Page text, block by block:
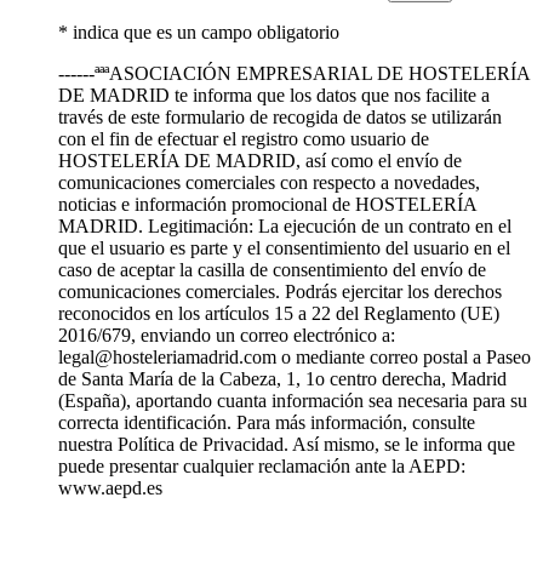
* indica que es un campo obligatorio
------ªªªASOCIACIÓN EMPRESARIAL DE HOSTELERÍA
DE MADRID te informa que los datos que nos facilite a
través de este formulario de recogida de datos se utilizarán
con el fin de efectuar el registro como usuario de
HOSTELERÍA DE MADRID, así como el envío de
comunicaciones comerciales con respecto a novedades,
noticias e información promocional de HOSTELERÍA
MADRID. Legitimación: La ejecución de un contrato en el
que el usuario es parte y el consentimiento del usuario en el
caso de aceptar la casilla de consentimiento del envío de
comunicaciones comerciales. Podrás ejercitar los derechos
reconocidos en los artículos 15 a 22 del Reglamento (UE)
2016/679, enviando un correo electrónico a:
legal@hosteleriamadrid.com o mediante correo postal a Paseo
de Santa María de la Cabeza, 1, 1o centro derecha, Madrid
(España), aportando cuanta información sea necesaria para su
correcta identificación. Para más información, consulte
nuestra Política de Privacidad. Así mismo, se le informa que
puede presentar cualquier reclamación ante la AEPD:
www.aepd.es